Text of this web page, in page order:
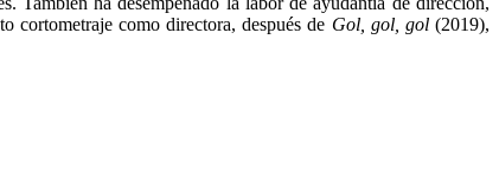
cortometraje como directora, después de Gol, gol, gol(2019),